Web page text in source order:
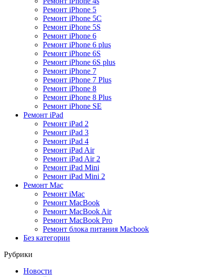
Ремонт iPhone 5
Ремонт iPhone 5C
Ремонт iPhone 5S
Ремонт iPhone 6
Ремонт iPhone 6 plus
Ремонт iPhone 6S
Ремонт iPhone 6S plus
Ремонт iPhone 7
Ремонт iPhone 7 Plus
Ремонт iPhone 8
Ремонт iPhone 8 Plus
Ремонт iPhone SE
Ремонт iPad
Ремонт iPad 2
Ремонт iPad 3
Ремонт iPad 4
Ремонт iPad Air
Ремонт iPad Air 2
Ремонт iPad Mini
Ремонт iPad Mini 2
Ремонт Mac
Ремонт iMac
Ремонт MacBook
Ремонт MacBook Air
Ремонт MacBook Pro
Ремонт блока питания Macbook
Без категории
Рубрики
Новости